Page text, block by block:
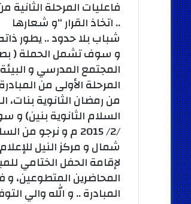
فاعليات المرحلة الثانية
.. اتخاذ القرار “و شعارها
شباب بلا حدود .. يطور
و سوف تشمل الحملة (
المجتمع المدرسي و
المرحلة الأولى من
من رمضان الثانوية بنات،
/2/ 2015 م و نرجو
شمال و مركز النيل
لإقامة الحفل الختامي
المحاضرين المتطوعين،
المبادرة .. و الله والي